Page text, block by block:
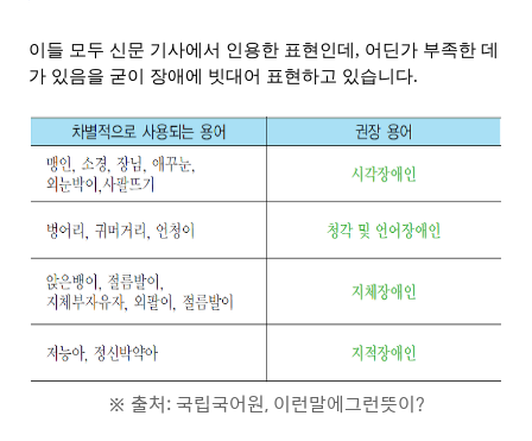
이들 모두 신문 기사에서 인용한 표현인데, 어딘가 부족한 데
가 있음을 굳이 장애에 빗대어 표현하고 있습니다.
※ 출처: 국립국어원, 이런말에그런뜻이?